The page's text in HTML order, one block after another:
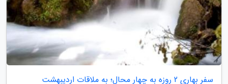
سفر بهاری 2 روزه به چهار محال؛ به ملاقات اردیبهشت